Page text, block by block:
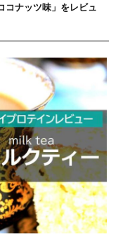
コナッツ味」をレビュ